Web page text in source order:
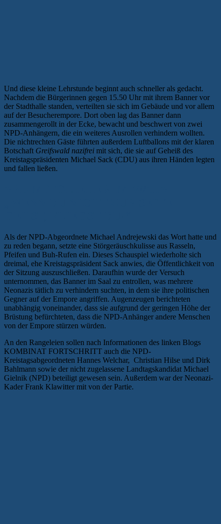
Und diese kleine Lehrstunde beginnt auch schneller als gedacht.
Nachdem die Bürgerinnen gegen 15.50 Uhr mit ihrem Banner vor
der Stadthalle standen, verteilten sie sich im Gebäude und vor allem
auf der Besucherempore. Dort oben lag das Banner dann
zusammengerollt in der Ecke, bewacht und beschwert von zwei
NPD-Anhängern, die ein weiteres Ausrollen verhindern wollten.
Die nichtrechten Gäste führten außerdem Luftballons mit der klaren
Botschaft Greifswald nazifrei mit sich, die sie auf Geheiß des
Kreistagspräsidenten Michael Sack (CDU) aus ihren Händen legten
und fallen ließen.
Als der NPD-Abgeordnete Michael Andrejewski das Wort hatte und
zu reden begann, setzte eine Störgeräuschkulisse aus Rasseln,
Pfeifen und Buh-Rufen ein. Dieses Schauspiel wiederholte sich
dreimal, ehe Kreistagspräsident Sack anwies, die Öffentlichkeit von
der Sitzung auszuschließen. Daraufhin wurde der Versuch
unternommen, das Banner im Saal zu entrollen, was mehrere
Neonazis tätlich zu verhindern suchten, in dem sie ihre politischen
Gegner auf der Empore angriffen. Augenzeugen berichteten
unabhängig voneinander, dass sie aufgrund der geringen Höhe der
Brüstung befürchteten, dass die NPD-Anhänger andere Menschen
von der Empore stürzen würden.
An den Rangeleien sollen nach Informationen des linken Blogs
KOMBINAT FORTSCHRITT auch die NPD-
Kreistagsabgeordneten Hannes Welchar, Christian Hilse und Dirk
Bahlmann sowie der nicht zugelassene Landtagskandidat Michael
Gielnik (NPD) beteiligt gewesen sein. Außerdem war der Neonazi-
Kader Frank Klawitter mit von der Partie.